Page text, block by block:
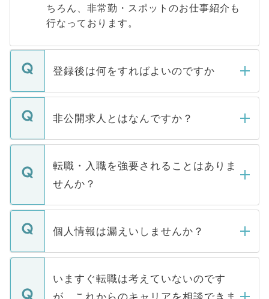
ちろん、非常勤・スポットのお仕事紹介も
行なっております。
登録後は何をすればよいのですか
ご登録いただきましたら、弊社担当者がご
登録内容を確認し、その後メールもしくは
ます。通常、5営業日以内にはご連絡をせて
いただきますので、しばらくお待ちくださ
非公開求人とはなんですか？
マイナビDOCTORで取り扱っている求人の
うち約3割は、Webサイトからご覧いただ
けない「非公開求人」です。非公開求人は
下記の理由によって、一般には公開してい
ません。
■応募殺到を避けるため 人気のある医療機
関を公にしてしまうと、応募が殺到する場
に、医療機関が求める条件に合った人材の
転職・入職を強要されることはありま
せんか？
転職・入職を強要することは一切ありませ
ん。また、仮に応募先から内定をいただい
定を承諾する必要はありません。内定先へ
の辞退の連絡はキャリアパートナーが行い
個人情報は漏えいしませんか？
個人情報が漏えいすることはありませんの
で、ご安心ください。当サイトからの登録
などで収集したご登録者様の個人情報は、
いますぐ転職は考えていないのです